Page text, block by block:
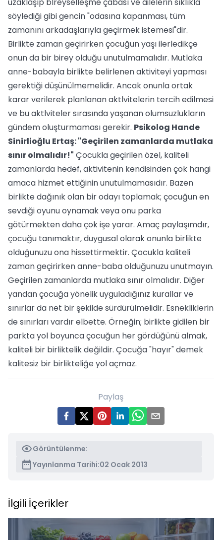
söylediği gibi gencin "odasına kapanması, tüm
zamanını arkadaşlarıyla geçirmek istemesi"dir.
Birlikte zaman geçirirken çocuğun yaşı ilerledikçe
onun da bir birey olduğu unutulmamalıdır. Mutlaka
anne-babayla birlikte belirlenen aktiviteyi yapması
gerektiği düşünülmemelidir. Ancak onunla ortak
karar verilerek planlanan aktlvitelerin tercih edilmesi
ve bu aktlviteler sırasında yaşanan olumsuzlukların
gündem oluşturmaması gerekir. Psikolog Hande
Sinirlioğlu Ertaş: "Geçirilen zamanlarda mutlaka
sınır olmalıdır!" Çocukla geçirilen özel, kaliteli
zamanlarda hedef, aktivitenin kendisinden çok hangi
amaca hizmet ettiğinin unutulmamasıdır. Bazen
birlikte dağınık olan bir odayı toplamak; çocuğun en
sevdiği oyunu oynamak veya onu parka
götürmekten daha çok işe yarar. Amaç paylaşımdır,
çocuğu tanımaktır, duygusal olarak onunla birlikte
olduğunuzu ona hissettirmektir. Çocukla kaliteli
zaman geçirirken anne-baba olduğunuzu unutmayın.
Geçirilen zamanlarda mutlaka sınır olmalıdır. Diğer
yandan çocuğa yönelik uyguladığınız kurallar ve
sınırlar da net bir şekilde sürdürülmelidir. Esnekliklerin
de sınırları vardır elbette. Örneğin; birlikte gidilen bir
parkta yol boyunca çocuğun her gördüğünü almak,
kaliteli bir birliktelik değildir. Çocuğa "hayır" demek
kalitesiz bir birlikteliğe yol açmaz.
Paylaş
Görüntülenme:
Yayınlanma Tarihi:02 Ocak 2013
İlgili İçerikler